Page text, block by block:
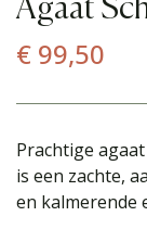
Agaat
€ 99,50
Prachtige
is een zachte,
en kalmerende